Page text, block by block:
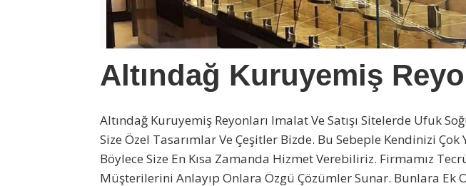
Altındağ Kuruyemiş
Altındağ Kuruyemiş Reyonları Imalat Ve Satışı Sitelerde Ufuk
Size Özel Tasarımlar Ve Çeşitler Bizde. Bu Sebeple Kendinizi Çok
Böylece Size En Kısa Zamanda Hizmet Verebiliriz. Firmamız
Müşterilerini Anlayıp Onlara Özgü Çözümler Sunar. Bunlara Ek